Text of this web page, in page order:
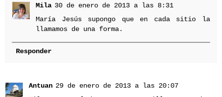
Mila 30 de enero de 2013 a las 8:31
María Jesús supongo que en cada sitio la
llamamos de una forma.
Responder
Antuan 29 de enero de 2013 a las 20:07